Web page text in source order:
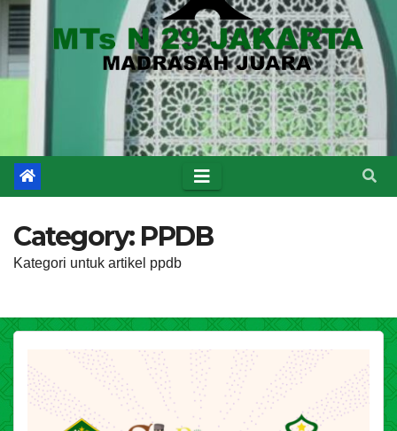
Category: PPDB
Kategori untuk artikel ppdb